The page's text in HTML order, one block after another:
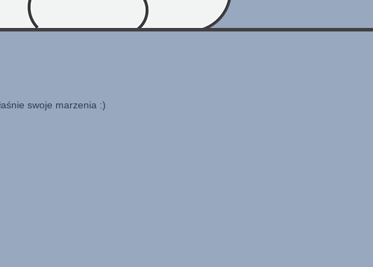
swoje marzenia :)